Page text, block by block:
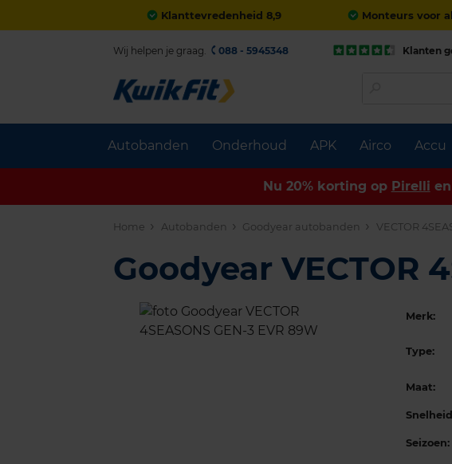
Klanttevredenheid 8,9 Monteurs voor
Autobanden Onderhoud APK Airco Accu
Wij helpen je graag. 088 - 5945348 Klanten
Nu 20% korting op Pirelli
Home Autobanden Goodyear autobanden VECTOR
Goodyear VECTOR
Merk:
Type:
Maat:
Seizoen: